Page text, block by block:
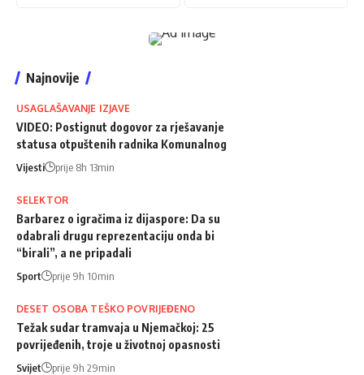
Najnovije
USAGLAŠAVANJE IZJAVE
VIDEO: Postignut dogovor za rješavanje
statusa otpuštenih radnika Komunalnog
Vijesti prije 8h 13min
SELEKTOR
Barbarez o igračima iz dijaspore: Da su
odabrali drugu reprezentaciju onda bi
“birali”, a ne pripadali
Sport prije 9h 10min
DESET OSOBA TEŠKO POVRIJEĐENO
Težak sudar tramvaja u Njemačkoj: 25
povrijeđenih, troje u životnoj opasnosti
Svijet prije 9h 29min